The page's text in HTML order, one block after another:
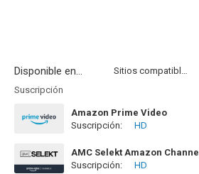
Disponible en...
Sitios compatibles
Suscripción
Amazon Prime Video
Suscripción:
HD
AMC Selekt Amazon Channel
Suscripción:
HD